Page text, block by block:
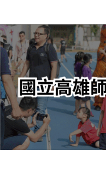
轉
至
主
內
容